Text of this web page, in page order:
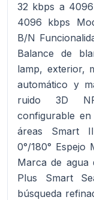
32 kbps a
4096 kbps
B/N
Balance de
lamp, exterior,
automático y
ruido 3D
configurable
áreas Smart
0°/180° Espejo
Marca de agua
Plus Smart
búsqueda